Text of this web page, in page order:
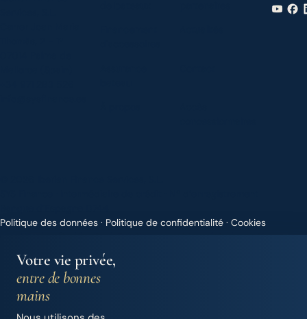
Politique des données · Politique de confidentialité · Cookies
Votre vie privée,
entre de bonnes
mains